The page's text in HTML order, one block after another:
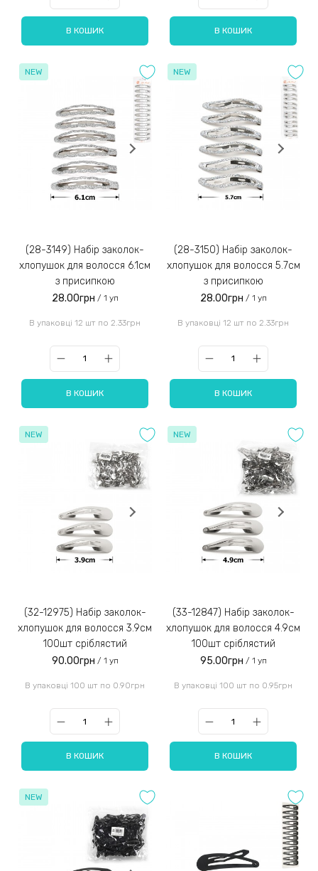
В КОШИК В КОШИК
NEW
(28-3149) Набір заколок-
хлопушок для волосся 6.1см
з присипкою
28.00грн / 1 уп
В упаковці 12 шт по 2.33грн
В КОШИК
NEW
(28-3150) Набір заколок-
хлопушок для волосся 5.7см
з присипкою
28.00грн / 1 уп
В упаковці 12 шт по 2.33грн
В КОШИК
NEW
(32-12975) Набір заколок-
хлопушок для волосся 3.9см
100шт сріблястий
90.00грн / 1 уп
В упаковці 100 шт по 0.90грн
В КОШИК
NEW
(33-12847) Набір заколок-
хлопушок для волосся 4.9см
100шт сріблястий
95.00грн / 1 уп
В упаковці 100 шт по 0.95грн
В КОШИК
NEW